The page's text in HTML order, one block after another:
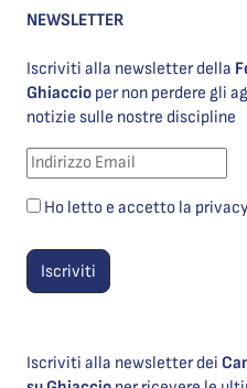
NEWSLETTER
Iscriviti alla newsletter della
Ghiaccio per non perdere gli
notizie sulle nostre discipline
Ho letto e accetto la
Iscriviti alla newsletter dei